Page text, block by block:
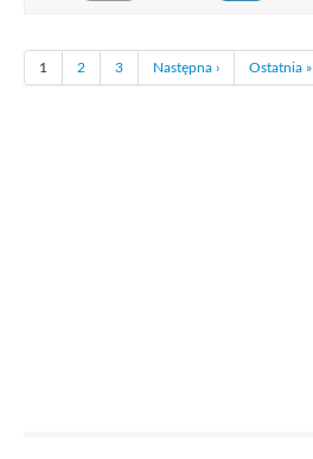
1 2 3 Następna › Ostatnia »